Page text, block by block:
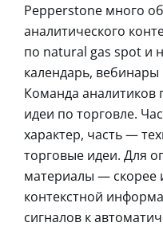
Pepperstone много
аналитического
по natural gas spot и
календарь,
Команда аналитиков
идеи по торговле.
характер, часть —
торговые идеи. Для
материалы — скорее
контекстной
сигналов к